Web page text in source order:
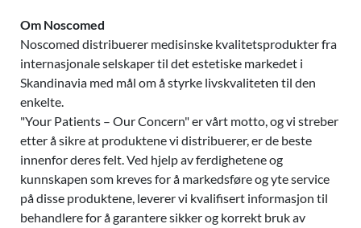
Om Noscomed
Noscomed distribuerer medisinske kvalitetsprodukter fra
internasjonale selskaper til det estetiske markedet i
Skandinavia med mål om å styrke livskvaliteten til den
enkelte.
"Your Patients – Our Concern" er vårt motto, og vi streber
etter å sikre at produktene vi distribuerer, er de beste
innenfor deres felt. Ved hjelp av ferdighetene og
kunnskapen som kreves for å markedsføre og yte service
på disse produktene, leverer vi kvalifisert informasjon til
behandlere for å garantere sikker og korrekt bruk av